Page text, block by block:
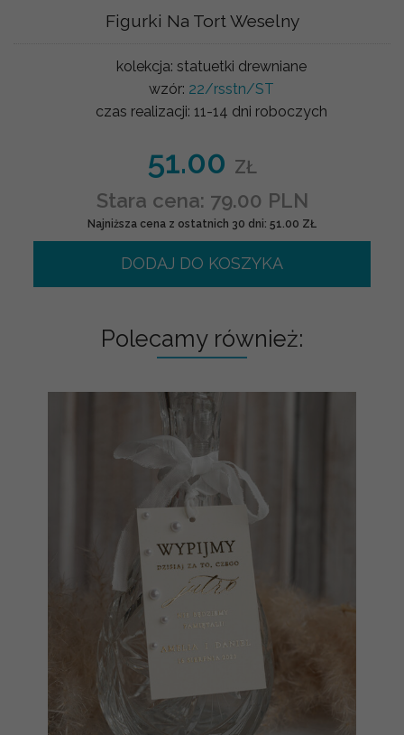
Figurki Na Tort Weselny
kolekcja: statuetki drewniane
wzór: 22/rsstn/ST
czas realizacji: 11-14 dni roboczych
51.00 ZŁ
Stara cena: 79.00 PLN
Najniższa cena z ostatnich 30 dni: 51.00 ZŁ
DODAJ DO KOSZYKA
Polecamy również: